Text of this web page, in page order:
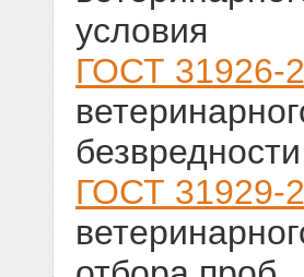
условия
ГОСТ 31926-
безвредности
ГОСТ 31929-